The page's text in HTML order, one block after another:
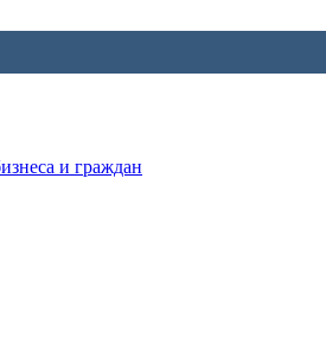
и граждан